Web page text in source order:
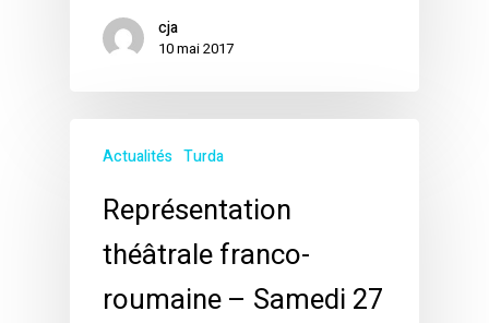
cja
10 mai 2017
Actualités Turda
Représentation
théâtrale franco-
roumaine – Samedi 27